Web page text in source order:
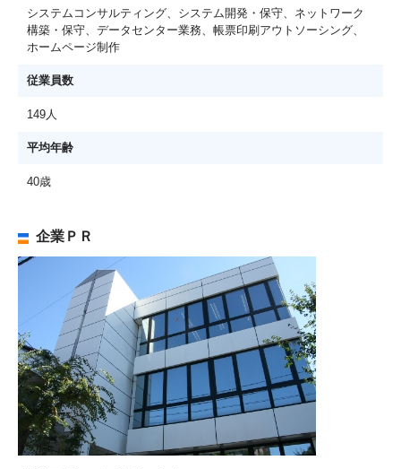
システムコンサルティング、システム開発・保守、ネットワーク
構築・保守、データセンター業務、帳票印刷アウトソーシング、
ホームページ制作
従業員数
149人
平均年齢
40歳
企業ＰＲ